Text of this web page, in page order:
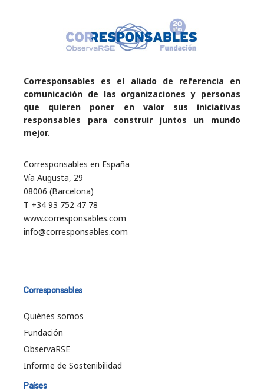
Corresponsables es el aliado de referencia en
comunicación de las organizaciones y personas
que quieren poner en valor sus iniciativas
responsables para construir juntos un mundo
mejor.
Corresponsables en España
Vía Augusta, 29
08006 (Barcelona)
T +34 93 752 47 78
www.corresponsables.com
info@corresponsables.com
Corresponsables
Quiénes somos
Fundación
ObservaRSE
Informe de Sostenibilidad
Países